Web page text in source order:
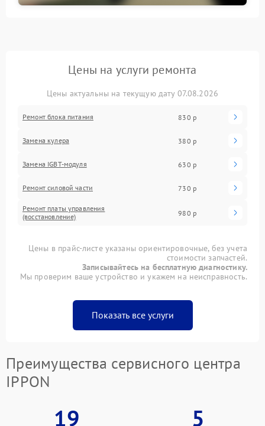
Цены на услуги ремонта
Цены актуальны на текущую дату 07.08.2026
Ремонт блока питания 830 р
Замена кулера 380 р
Замена IGBT-модуля 630 р
Ремонт силовой части 730 р
Ремонт платы управления
(восстановление)
980 р
Цены в прайс-листе указаны ориентировочные, без учета
стоимости запчастей.
Записывайтесь на бесплатную диагностику.
Мы проверим ваше устройство и укажем на неисправность.
Показать все услуги
Преимущества сервисного центра
IPPON
19 5